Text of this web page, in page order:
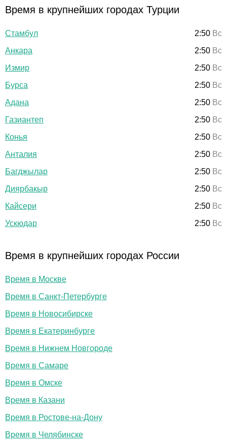
Время в крупнейших городах Турции
Стамбул 2:50 Вс
Анкара
2:50 Вс
Измир
2:50 Вс
Бурса
2:50 Вс
Адана
2:50 Вс
Газиантеп
2:50 Вс
Конья
2:50 Вс
Анталия
2:50 Вс
Багджылар
2:50 Вс
Диярбакыр
2:50 Вс
Кайсери
2:50 Вс
Ускюдар
2:50 Вс
Время в крупнейших городах России
Время в Москве
Время в Санкт-Петербурге
Время в Новосибирске
Время в Екатеринбурге
Время в Нижнем Новгороде
Время в Самаре
Время в Омске
Время в Казани
Время в Ростове-на-Дону
Время в Челябинске